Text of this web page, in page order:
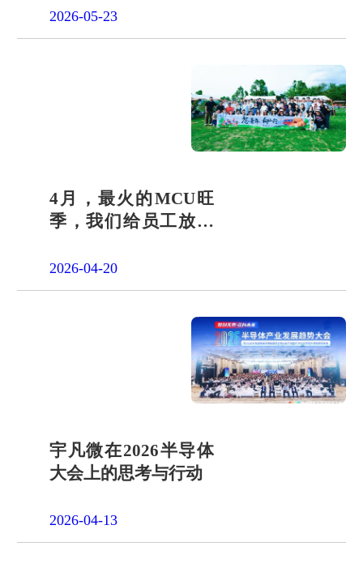
答卷
2026-05-23
4月，最火的MCU旺
季，我们给员工放了
2026-04-20
宇凡微在2026半导体
大会上的思考与行动
2026-04-13